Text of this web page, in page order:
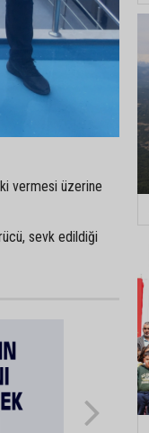
vermesi üzerine
sevk edildiği